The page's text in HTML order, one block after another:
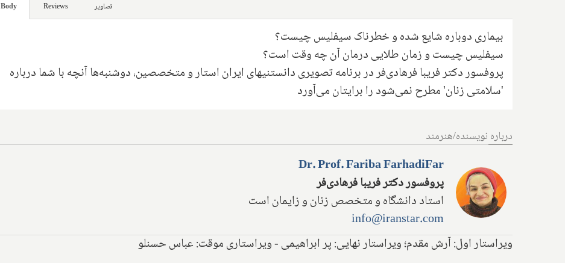
Body Reviews تصاویر
بیماری دوباره شایع شده و خطرناک سیفلیس چیست؟
سیفلیس چیست و زمان طلایی درمان آن چه وقت است؟
پروفسور دکتر فریبا فرهادی‌فر در برنامه تصویری دانستنیهای ایران استار و متخصصین، دوشنبه‌ها آنچه با شما درباره
'سلامتی زنان' مطرح نمی‌شود را برایتان می‌آورد
درباره نویسنده/هنرمند
Dr. Prof. Fariba FarhadiFar
پروفسور دکتر فریبا فرهادی‌فر
استاد دانشگاه و متخصص زنان و زایمان است
info@iranstar.com
ویراستار اول: آرش مقدم؛ ویراستار نهایی: پر ابراهیمی - ویراستاری موقت: عباس حسنلو